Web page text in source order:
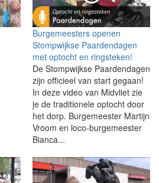
Burgemeesters openen
Stompwijkse Paardendagen
met optocht en ringsteken!
De Stompwijkse Paardendagen
zijn officieel van start gegaan!
In deze video van Midvliet zie
je de traditionele optocht door
het dorp. Burgemeester Martijn
Vroom en loco-burgemeester
Bianca...